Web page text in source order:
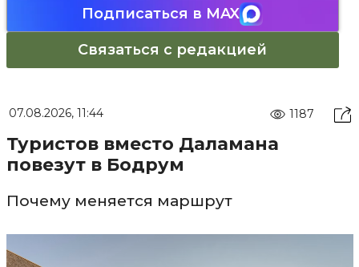
Подписаться в MAX
Связаться с редакцией
07.08.2026, 11:44 1187
Туристов вместо Даламана
повезут в Бодрум
Почему меняется маршрут